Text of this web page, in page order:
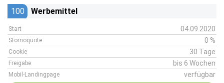
100 Werbemittel
Start 04.09.2020
Stornoquote 0 %
Cookie 30 Tage
Freigabe bis 6 Wochen
Mobil-Landingpage verfügbar